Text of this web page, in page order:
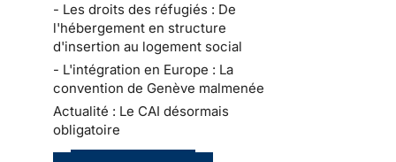
- Les droits des réfugiés : De
l'hébergement en structure
d'insertion au logement social
- L'intégration en Europe : La
convention de Genève malmenée
Actualité : Le CAI désormais
obligatoire